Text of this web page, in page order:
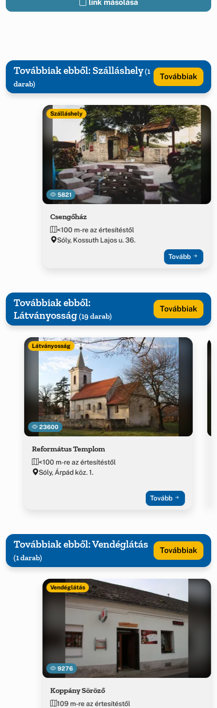
link másolása
Továbbiak ebből: Szálláshely(1
darab)
Továbbiak
5821
Szálláshely
Csengőház
<100 m-re az értesítéstől
Sóly, Kossuth Lajos u. 36.
Tovább
Továbbiak ebből:
Látványosság (19 darab)
Továbbiak
23600
Látványosság
Református Templom
<100 m-re az értesítéstől
Sóly, Árpád köz. 1.
Tovább
Továbbiak ebből: Vendéglátás
(1 darab)
Továbbiak
9276
Vendéglátás
Koppány Söröző
109 m-re az értesítéstől